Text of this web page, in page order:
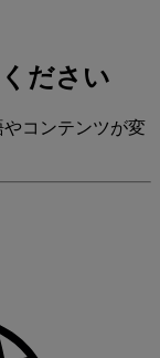
ださい
やコンテンツが変